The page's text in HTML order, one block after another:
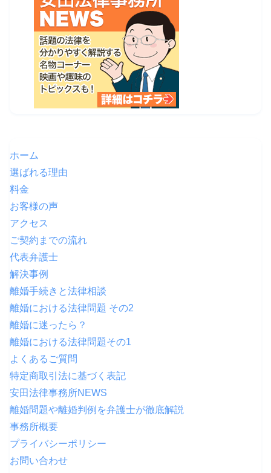
ホーム
選ばれる理由
料金
お客様の声
アクセス
ご契約までの流れ
代表弁護士
解決事例
離婚手続きと法律相談
離婚における法律問題 その2
離婚に迷ったら？
離婚における法律問題その1
よくあるご質問
特定商取引法に基づく表記
安田法律事務所NEWS
離婚問題や離婚判例を弁護士が徹底解説
事務所概要
プライバシーポリシー
お問い合わせ